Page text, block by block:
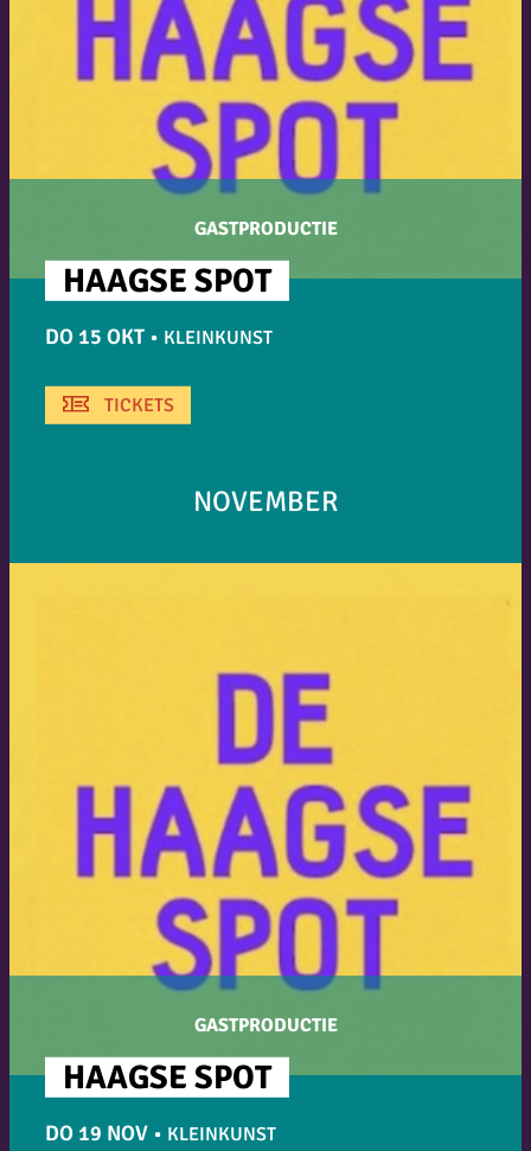
GASTPRODUCTIE
DO 15 OKT • KLEINKUNST
HAAGSE SPOT
TICKETS
NOVEMBER
GASTPRODUCTIE
DO 19 NOV • KLEINKUNST
HAAGSE SPOT